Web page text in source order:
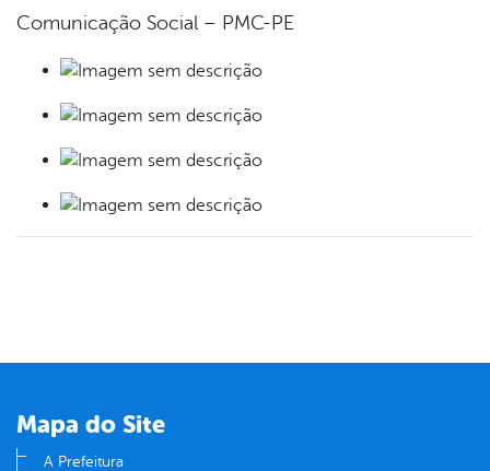
Comunicação Social – PMC-PE
Mapa do Site
A Prefeitura